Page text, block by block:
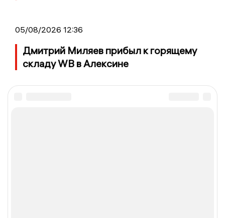
05/08/2026 12:36
Дмитрий Миляев прибыл к горящему
складу WB в Алексине